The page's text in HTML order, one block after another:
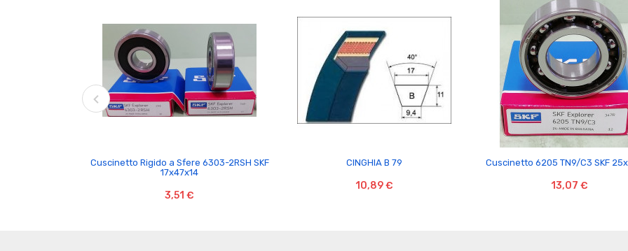

Cuscinetto Rigido a Sfere 6303-2RSH SKF
17x47x14
3,51 €

CINGHIA B 79
10,89 €

Cuscinetto 6205 TN9/C3 SKF
13,07 €